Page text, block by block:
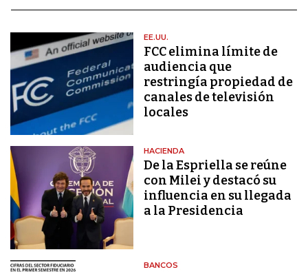
EE.UU.
FCC elimina límite de
audiencia que
restringía propiedad de
canales de televisión
locales
HACIENDA
De la Espriella se reúne
con Milei y destacó su
influencia en su llegada
a la Presidencia
BANCOS